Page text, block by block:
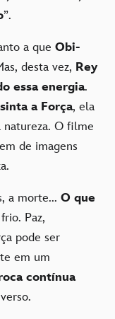
”.
a que Obi-
desta vez, Rey
essa energia.
a Força, ela
natureza. O filme
de imagens
a morte... O que
Paz,
pode ser
em um
contínua